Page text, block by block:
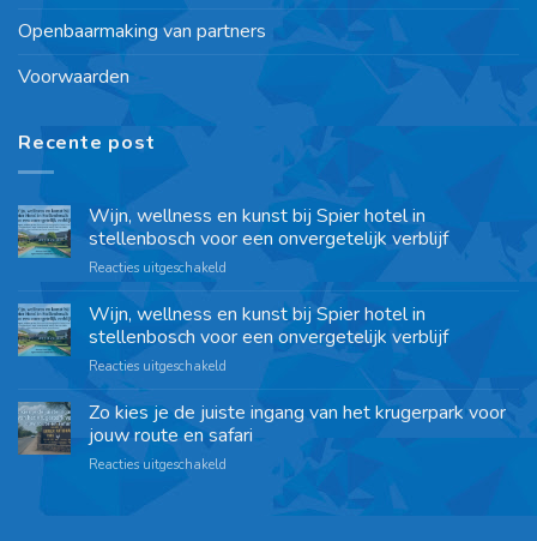
Openbaarmaking van partners
Voorwaarden
Recente post
Wijn, wellness en kunst bij Spier hotel in
stellenbosch voor een onvergetelijk verblijf
Reacties uitgeschakeld
Wijn, wellness en kunst bij Spier hotel in
stellenbosch voor een onvergetelijk verblijf
Reacties uitgeschakeld
Zo kies je de juiste ingang van het krugerpark voor
jouw route en safari
Reacties uitgeschakeld